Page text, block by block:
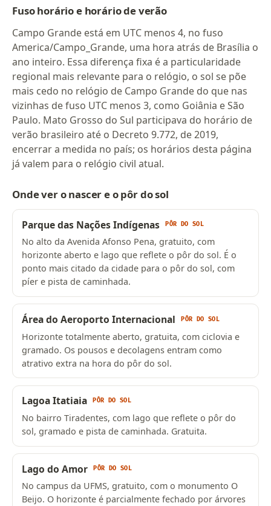
Fuso horário e horário de verão
Campo Grande está em UTC menos 4, no fuso
America/Campo_Grande, uma hora atrás de Brasília o
ano inteiro. Essa diferença fixa é a particularidade
regional mais relevante para o relógio, o sol se põe
mais cedo no relógio de Campo Grande do que nas
vizinhas de fuso UTC menos 3, como Goiânia e São
Paulo. Mato Grosso do Sul participava do horário de
verão brasileiro até o Decreto 9.772, de 2019,
encerrar a medida no país; os horários desta página
já valem para o relógio civil atual.
Onde ver o nascer e o pôr do sol
Parque das Nações Indígenas PÔR DO SOL
No alto da Avenida Afonso Pena, gratuito, com
horizonte aberto e lago que reflete o pôr do sol. É o
ponto mais citado da cidade para o pôr do sol, com
píer e pista de caminhada.
Área do Aeroporto Internacional PÔR DO SOL
Horizonte totalmente aberto, gratuita, com ciclovia e
gramado. Os pousos e decolagens entram como
atrativo extra na hora do pôr do sol.
Lagoa Itatiaia PÔR DO SOL
No bairro Tiradentes, com lago que reflete o pôr do
sol, gramado e pista de caminhada. Gratuita.
Lago do Amor PÔR DO SOL
No campus da UFMS, gratuito, com o monumento O
Beijo. O horizonte é parcialmente fechado por árvores